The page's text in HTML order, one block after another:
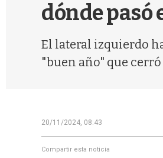
dónde pasó
El lateral izquierdo
"buen año" que cerró
20/11/2024, 08:43
Compartir esta noticia